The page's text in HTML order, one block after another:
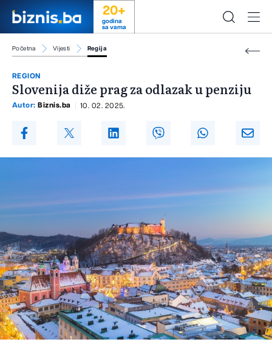
20+
godina
sa vama
Početna Vijesti Regija
REGION
Slovenija diže prag za odlazak u penziju
Autor: Biznis.ba 10. 02. 2025.